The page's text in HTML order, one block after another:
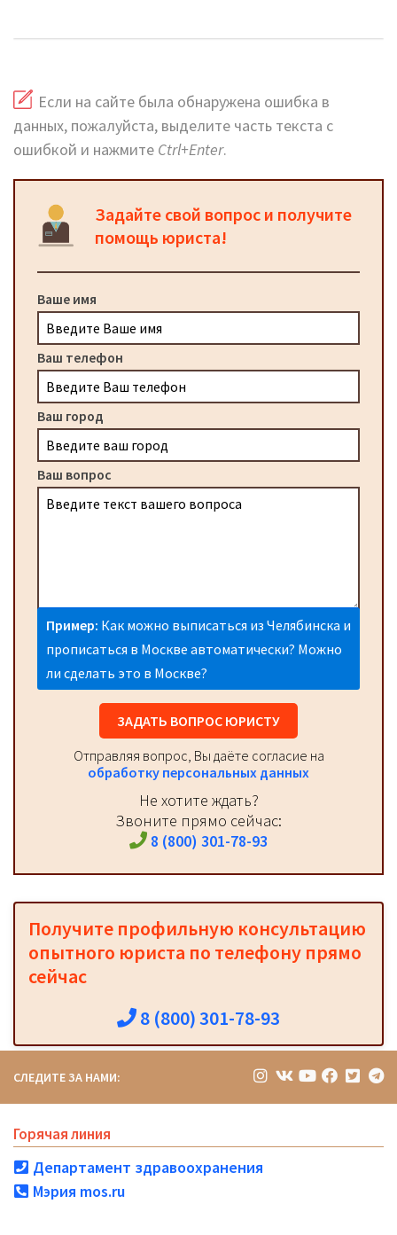
Если на сайте была обнаружена ошибка в
данных, пожалуйста, выделите часть текста с
ошибкой и нажмите Ctrl+Enter.
Задайте свой вопрос и получите
помощь юриста!
Ваше имя
Ваш телефон
Ваш город
Ваш вопрос
Пример: Как можно выписаться из Челябинска и
прописаться в Москве автоматически? Можно
ли сделать это в Москве?
ЗАДАТЬ ВОПРОС ЮРИСТУ
Отправляя вопрос, Вы даёте согласие на
обработку персональных данных
Не хотите ждать?
Звоните прямо сейчас:
8 (800) 301-78-93
Получите профильную консультацию
опытного юриста по телефону прямо
сейчас
8 (800) 301-78-93
СЛЕДИТЕ ЗА НАМИ:
Горячая линия
Департамент здравоохранения
Мэрия mos.ru